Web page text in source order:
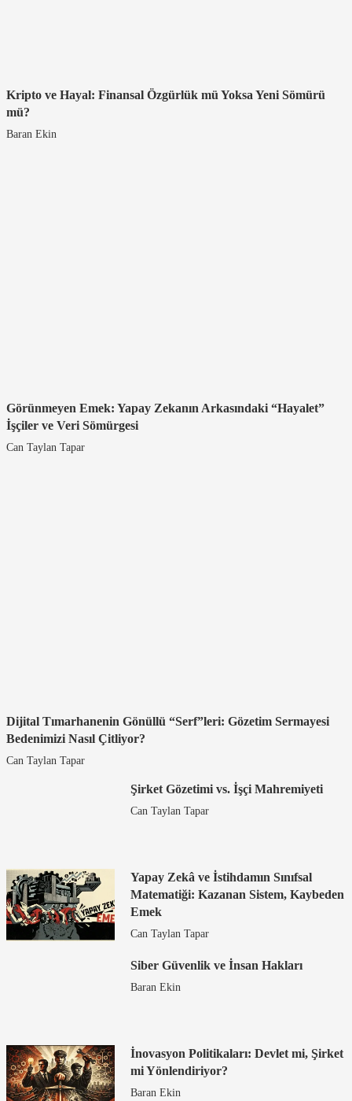
Kripto ve Hayal: Finansal Özgürlük mü Yoksa Yeni Sömürü
mü?
Baran Ekin
Görünmeyen Emek: Yapay Zekanın Arkasındaki “Hayalet”
İşçiler ve Veri Sömürgesi
Can Taylan Tapar
Dijital Tımarhanenin Gönüllü “Serf”leri: Gözetim Sermayesi
Bedenimizi Nasıl Çitliyor?
Can Taylan Tapar
Şirket Gözetimi vs. İşçi Mahremiyeti
Can Taylan Tapar
Yapay Zekâ ve İstihdamın Sınıfsal
Matematiği: Kazanan Sistem, Kaybeden
Emek
Can Taylan Tapar
Siber Güvenlik ve İnsan Hakları
Baran Ekin
İnovasyon Politikaları: Devlet mi, Şirket
mi Yönlendiriyor?
Baran Ekin